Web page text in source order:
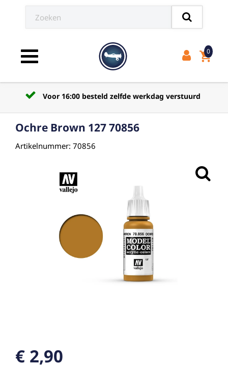
Toggle navigation shopping_cart
0
Voor 16:00 besteld zelfde werkdag verstuurd
Ochre Brown 127 70856
Artikelnummer: 70856
€ 2,90